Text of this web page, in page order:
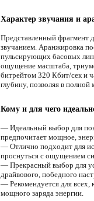
Характер звучания и
Представленный фрагмент
звучанием. Аранжировка
пульсирующих басовых
ощущение масштаба,
битрейтом 320 Кбит/сек и
глубину, позволяя в
Кому и для чего
— Идеальный выбор для
предпочитает мощное,
— Отлично подходит для
проснуться с ощущением
— Прекрасный выбор для
драйвового, победного
— Рекомендуется для всех,
мощного заряда энергии.